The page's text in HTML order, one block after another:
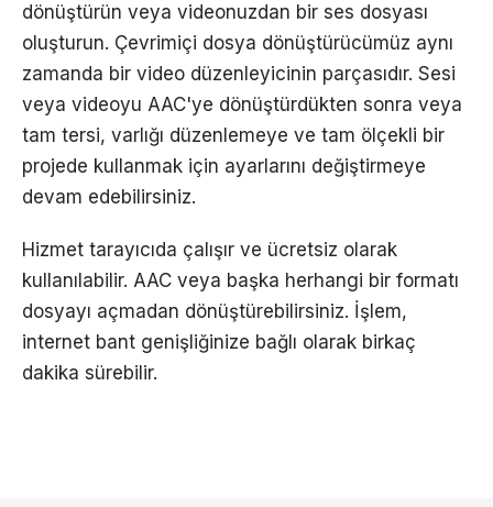
dönüştürün veya videonuzdan bir ses dosyası
oluşturun. Çevrimiçi dosya dönüştürücümüz aynı
zamanda bir video düzenleyicinin parçasıdır. Sesi
veya videoyu AAC'ye dönüştürdükten sonra veya
tam tersi, varlığı düzenlemeye ve tam ölçekli bir
projede kullanmak için ayarlarını değiştirmeye
devam edebilirsiniz.
Hizmet tarayıcıda çalışır ve ücretsiz olarak
kullanılabilir. AAC veya başka herhangi bir formatı
dosyayı açmadan dönüştürebilirsiniz. İşlem,
internet bant genişliğinize bağlı olarak birkaç
dakika sürebilir.